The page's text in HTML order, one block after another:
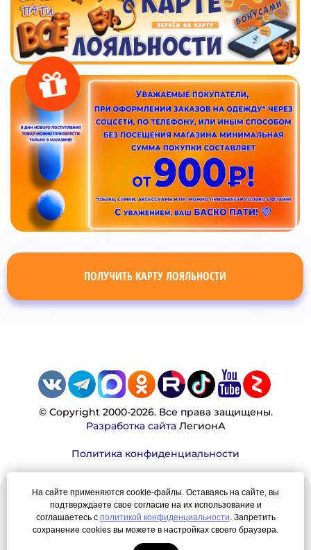
ПОЛУЧИТЬ КАРТУ ЛОЯЛЬНОСТИ
© Copyright 2000-2026. Все права защищены.
Разработка сайтаЛегионА
Политика конфиденциальности
Наша миссия:
Мы — честно, много, давно продаем вещи,
которые Вы ищете. Для нас главная ценность —
На сайте применяются cookie-файлы. Оставаясь на сайте, вы
подтверждаете свое согласие на их использование и
соглашаетесь с политикой конфиденциальности. Запретить
сохранение cookies вы можете в настройках своего браузера.